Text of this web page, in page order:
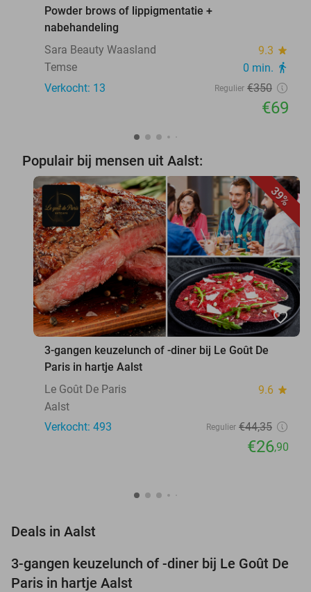
Powder brows of lippigmentatie +
nabehandeling
Sara Beauty Waasland
9.3 star
Temse 0 min. directions_walk
Verkocht: 13 Regulier €350
€69
Populair bij mensen uit Aalst:
39%
favorite_border
3-gangen keuzelunch of -diner bij Le Goût De
Paris in hartje Aalst
Le Goût De Paris
9.6 star
Aalst
Verkocht: 493
Regulier €44,35
€26,90
Deals in Aalst
39%
3-gangen keuzelunch of -diner bij Le Goût De
Paris in hartje Aalst